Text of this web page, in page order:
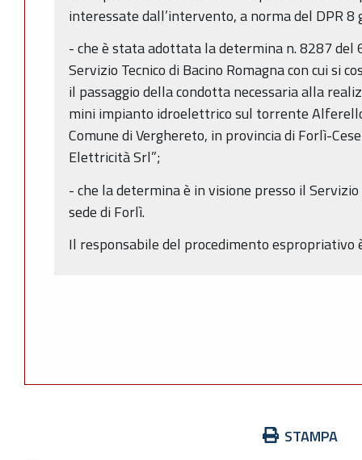
interessate dall’intervento, a norma del DPR 8
- che è stata adottata la determina n. 8287
Servizio Tecnico di Bacino Romagna con cui si
il passaggio della condotta necessaria alla
mini impianto idroelettrico sul torrente
Comune di Verghereto, in provincia di Forlì-
Elettricità Srl”;
- che la determina è in visione presso il Servizio
sede di Forlì.
Il responsabile del procedimento espropriativo
STAMPA